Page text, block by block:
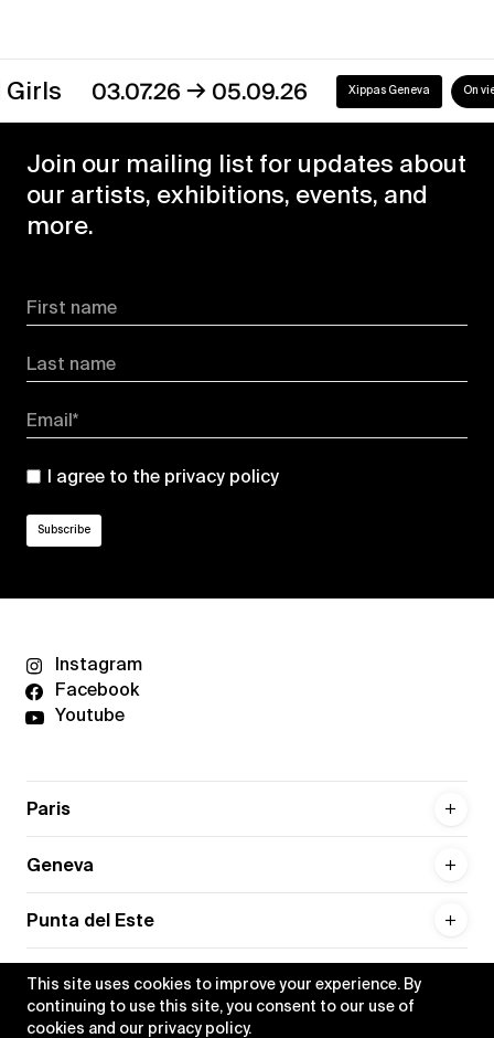
This site uses cookies to improve your experience. By
continuing to use this site, you consent to our use of
cookies and our privacy policy.
03.07.26→05.09.26 Xippas Geneva On view
Join our mailing list for updates about
our artists, exhibitions, events, and
more.
First name
Last name
Email*
I agree to the privacy policy
Instagram
Facebook
Youtube
Paris
Geneva
Punta del Este